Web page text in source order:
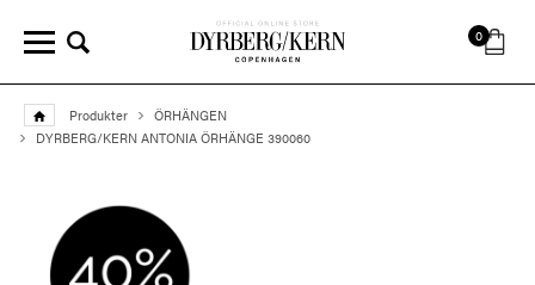
0
Produkter
ÖRHÄNGEN
DYRBERG/KERN ANTONIA ÖRHÄNGE 390060